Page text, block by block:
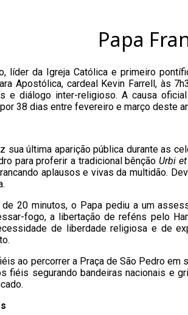
Papa
líder da Igreja Católica e primeiro
Apostólica, cardeal Kevin Farrell, às
e diálogo inter-religioso. A causa
38 dias entre fevereiro e março deste
sua última aparição pública durante as
para proferir a tradicional bênção Urbi
aplausos e vivas da multidão.
20 minutos, o Papa pediu a um
fogo, a libertação de reféns pelo
de liberdade religiosa e de
ao percorrer a Praça de São Pedro
fiéis segurando bandeiras nacionais e